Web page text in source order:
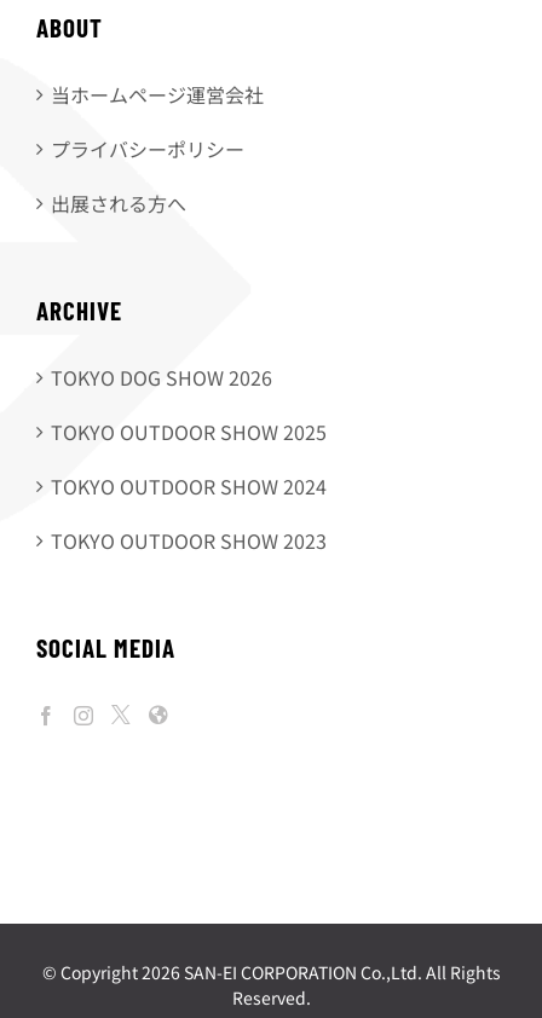
ABOUT
当ホームページ運営会社
プライバシーポリシー
出展される方へ
ARCHIVE
TOKYO DOG SHOW 2026
TOKYO OUTDOOR SHOW 2025
TOKYO OUTDOOR SHOW 2024
TOKYO OUTDOOR SHOW 2023
SOCIAL MEDIA
© Copyright 2026 SAN-EI CORPORATION Co.,Ltd. All Rights
Reserved.